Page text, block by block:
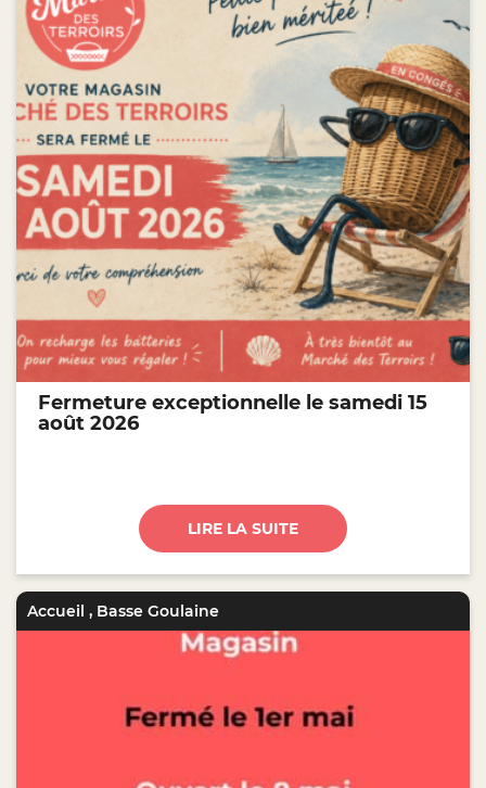
Fermeture exceptionnelle le samedi 15
août 2026
LIRE LA SUITE
Accueil , Basse Goulaine